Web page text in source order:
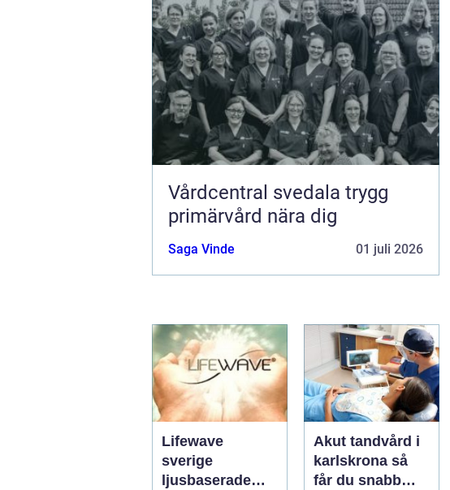
Vårdcentral svedala trygg
primärvård nära dig
Saga Vinde 01 juli 2026
Lifewave
sverige
ljusbaserade
Akut tandvård i
karlskrona så
får du snabb